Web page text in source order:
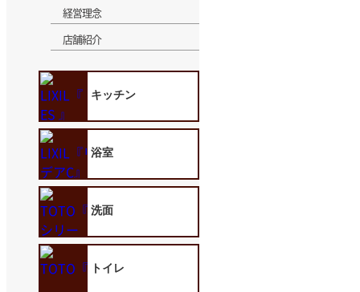
経営理念
店舗紹介
キッチン
浴室
洗面
トイレ